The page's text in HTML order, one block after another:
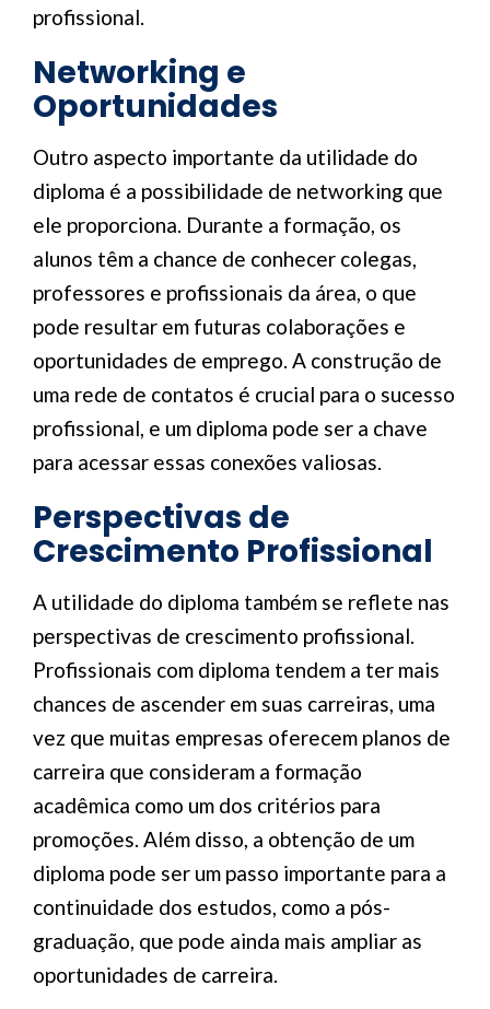
profissional.
Networking e
Oportunidades
Outro aspecto importante da utilidade do
diploma é a possibilidade de networking que
ele proporciona. Durante a formação, os
alunos têm a chance de conhecer colegas,
professores e profissionais da área, o que
pode resultar em futuras colaborações e
oportunidades de emprego. A construção de
uma rede de contatos é crucial para o sucesso
profissional, e um diploma pode ser a chave
para acessar essas conexões valiosas.
Perspectivas de
Crescimento Profissional
A utilidade do diploma também se reflete nas
perspectivas de crescimento profissional.
Profissionais com diploma tendem a ter mais
chances de ascender em suas carreiras, uma
vez que muitas empresas oferecem planos de
carreira que consideram a formação
acadêmica como um dos critérios para
promoções. Além disso, a obtenção de um
diploma pode ser um passo importante para a
continuidade dos estudos, como a pós-
graduação, que pode ainda mais ampliar as
oportunidades de carreira.